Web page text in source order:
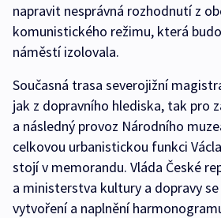
napravit nesprávná rozhodnutí z
komunistického režimu, která
náměstí izolovala.
Současná trasa severojižní
jak z dopravního hlediska, tak pro
a následný provoz Národního
celkovou urbanistickou funkci
stojí v memorandu. Vláda České
a ministerstva kultury a dopravy
vytvoření a naplnění